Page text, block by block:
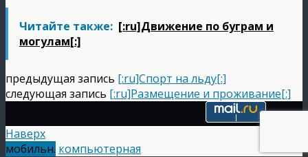
Читайте также: [:ru]Движение по буграм и
могулам[:]
предыдущая запись [:ru]Спорт на льду[:]
следующая запись [:ru]Размещение и проживание[:]
Наверх
мобильн. компьютерная